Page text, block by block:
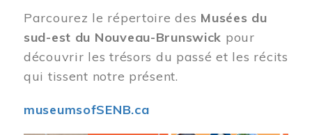
Parcourez le répertoire des Musées du
sud-est du Nouveau-Brunswick pour
découvrir les trésors du passé et les récits
qui tissent notre présent.
museumsofSENB.ca